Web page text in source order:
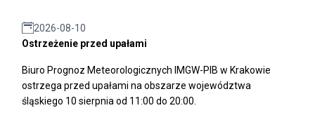
2026-08-10
Ostrzeżenie przed upałami
Biuro Prognoz Meteorologicznych IMGW-PIB w Krakowie
ostrzega przed upałami na obszarze województwa
śląskiego 10 sierpnia od 11:00 do 20:00.